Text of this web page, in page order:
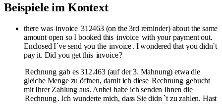
Beispiele im Kontext
there was invoice 312463 (on the 3rd reminder) about the same
amount open so I booked this invoice with your payment out.
Enclosed I´ve send you the invoice. I wondered that you didn`t
pay it. Did you get this invoice?
Rechnung gab es 312.463 (auf der 3. Mahnung) etwa die
gleiche Menge zu öffnen, damit ich diese Rechnung gebucht
mit Ihrer Zahlung aus. Anbei habe ich senden Ihnen die
Rechnung . Ich wunderte mich, dass Sie didn `t zu zahlen. Hast